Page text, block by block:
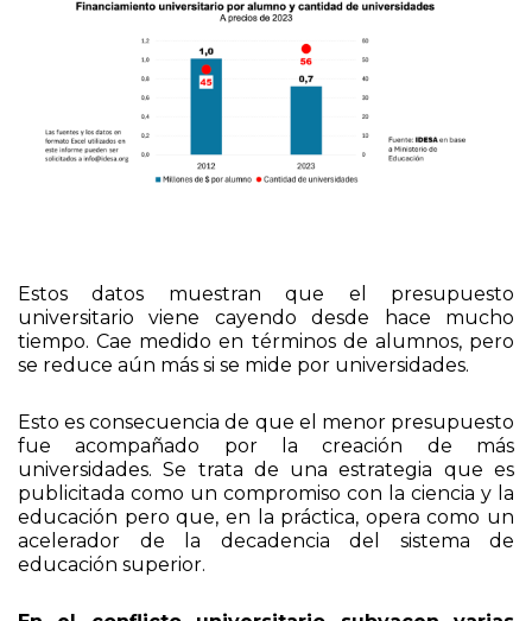
Estos datos muestran que el presupuesto
universitario viene cayendo desde hace mucho
tiempo. Cae medido en términos de alumnos, pero
Esto es consecuencia de que el menor presupuesto
fue acompañado por la creación de más
universidades. Se trata de una estrategia que es
publicitada como un compromiso con la ciencia y la
educación pero que, en la práctica, opera como un
acelerador de la decadencia del sistema de